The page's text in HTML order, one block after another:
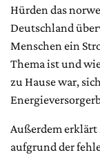
Hürden das
Deutschland
Menschen ein
Thema ist und
zu Hause war,
Außerdem
aufgrund der